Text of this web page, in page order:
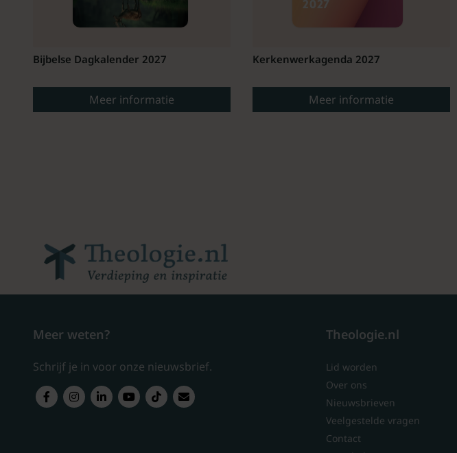
Bijbelse Dagkalender 2027
Meer informatie
Kerkenwerkagenda 2027
Meer informatie
Meer weten?
Schrijf je in voor onze nieuwsbrief.
Theologie.nl
Lid worden
Over ons
Nieuwsbrieven
Veelgestelde vragen
Contact